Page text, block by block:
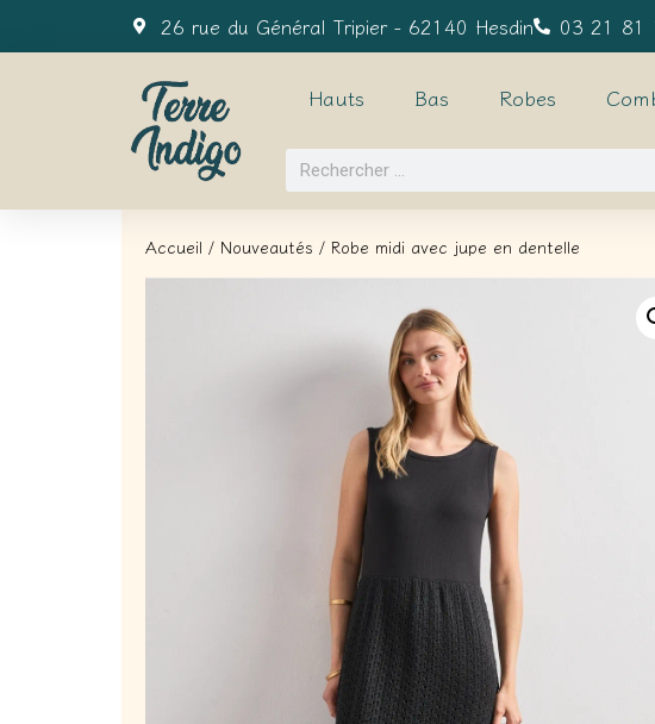
26 rue du Général Tripier - 62140 Hesdin 03 21 81
Hauts Bas Robes
Accueil / Nouveautés / Robe midi avec jupe en dentelle